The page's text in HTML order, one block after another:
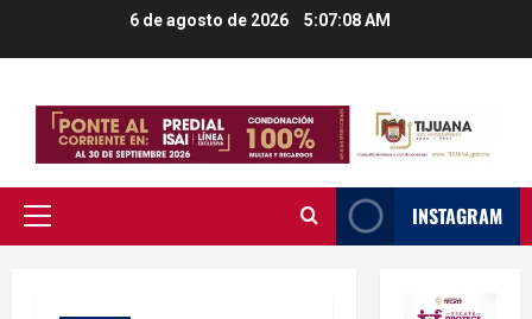
6 de agosto de 2026 5:07:09 AM
Menú
INSTAGRAM